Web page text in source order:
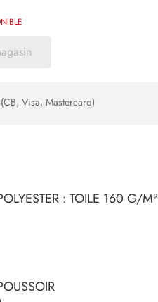
Visa, Mastercard)
: TOILE 160 G/M²